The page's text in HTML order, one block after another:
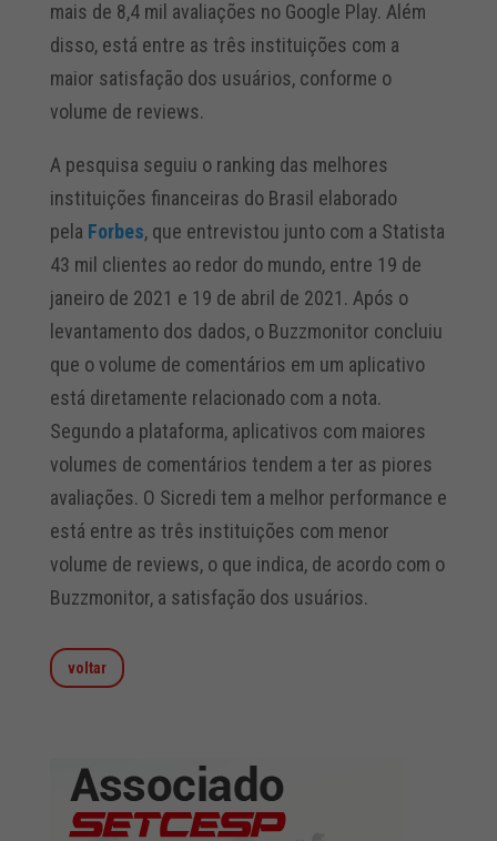
mais de 8,4 mil avaliações no Google Play. Além
disso, está entre as três instituições com a
maior satisfação dos usuários, conforme o
volume de reviews.
A pesquisa seguiu o ranking das melhores
instituições financeiras do Brasil elaborado
pela Forbes, que entrevistou junto com a Statista
43 mil clientes ao redor do mundo, entre 19 de
janeiro de 2021 e 19 de abril de 2021. Após o
levantamento dos dados, o Buzzmonitor concluiu
que o volume de comentários em um aplicativo
está diretamente relacionado com a nota.
Segundo a plataforma, aplicativos com maiores
volumes de comentários tendem a ter as piores
avaliações. O Sicredi tem a melhor performance e
está entre as três instituições com menor
volume de reviews, o que indica, de acordo com o
Buzzmonitor, a satisfação dos usuários.
voltar